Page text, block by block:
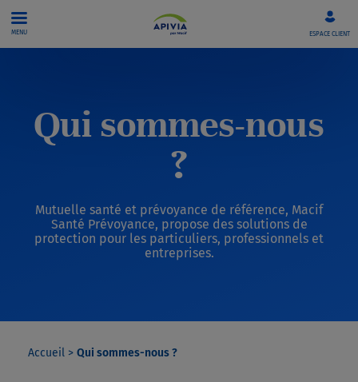
MENU ESPACE CLIENT
Qui sommes-nous
?
Mutuelle santé et prévoyance de référence, Macif
Santé Prévoyance, propose des solutions de
protection pour les particuliers, professionnels et
entreprises.
Accueil> Qui sommes-nous ?